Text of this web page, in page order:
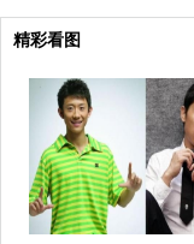
精彩看图